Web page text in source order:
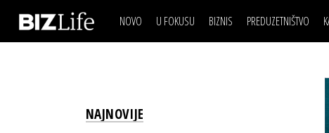
NOVO U FOKUSU BIZNIS PREDUZETNIŠTVO
IZJAVA DANABIZNIS SCENA
BREND I KOMUNIKACIJE
NAJNOVIJE